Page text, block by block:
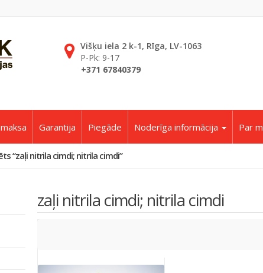
Višķu iela 2 k-1, Rīga, LV-1063
P-Pk: 9-17
+371 67840379
Garantija Piegāde Noderīga informācija Par
“zaļi nitrila cimdi; nitrila cimdi”
zaļi nitrila cimdi; nitrila cimdi